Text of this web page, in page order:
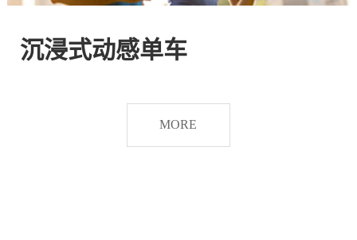
燃
沉浸式动感单车
MORE